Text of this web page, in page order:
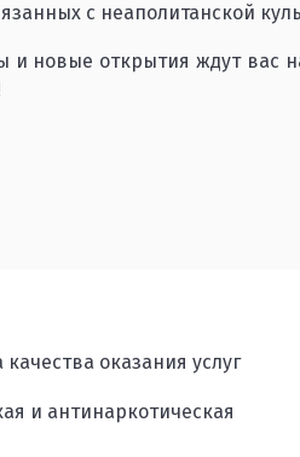
с неаполитанской
и новые открытия ждут вас
оказания услуг
и антинаркотическая